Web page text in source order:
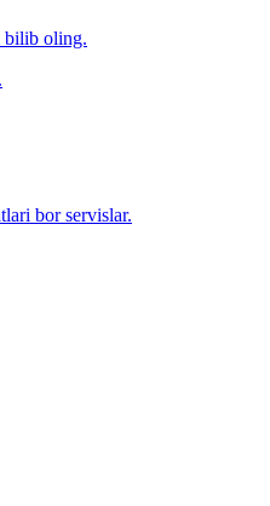
bilib oling.
bor servislar.